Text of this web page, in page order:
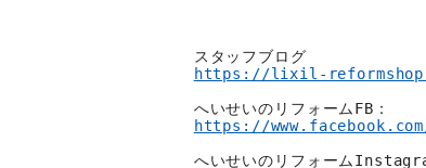
https://lixil-
https://